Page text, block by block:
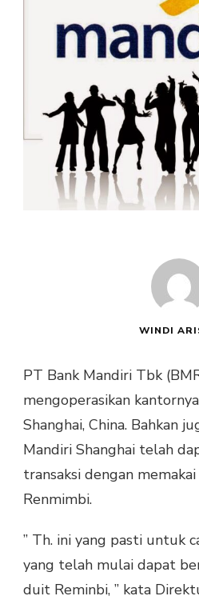
WINDI
PT Bank Mandiri Tbk
mengoperasikan
Shanghai, China. Bahkan
Mandiri Shanghai telah
transaksi dengan
Renmimbi.
” Th. ini yang pasti untuk
yang telah mulai dapat
duit Reminbi, ” kata